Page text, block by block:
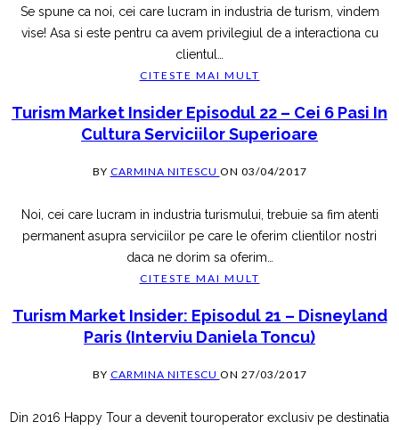
Se spune ca noi, cei care lucram in industria de turism, vindem
vise! Asa si este pentru ca avem privilegiul de a interactiona cu
clientul
CITESTE MAI MULT
Turism Market Insider Episodul 22 – Cei 6 Pasi In
Cultura Serviciilor Superioare
BY CARMINA NITESCU ON 03/04/2017
Noi, cei care lucram in industria turismului, trebuie sa fim atenti
permanent asupra serviciilor pe care le oferim clientilor nostri
daca ne dorim sa oferim
CITESTE MAI MULT
Turism Market Insider: Episodul 21 – Disneyland
Paris (interviu Daniela Toncu)
BY CARMINA NITESCU ON 27/03/2017
Din 2016 Happy Tour​ a devenit touroperator exclusiv pe destinatia